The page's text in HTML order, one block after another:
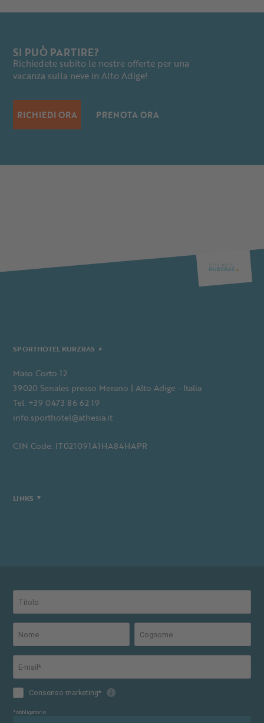
SI PUÒ PARTIRE?
Richiedete subito le nostre offerte per una
vacanza sulla neve in Alto Adige!
RICHIEDI ORA PRENOTA ORA
SPORTHOTEL KURZRAS
Maso Corto 12
39020 Senales presso Merano | Alto Adige - Italia
Tel. +39 0473 86 62 19
info.sporthotel@athesia.it
CIN Code: IT021091A1HA84HAPR
LINKS